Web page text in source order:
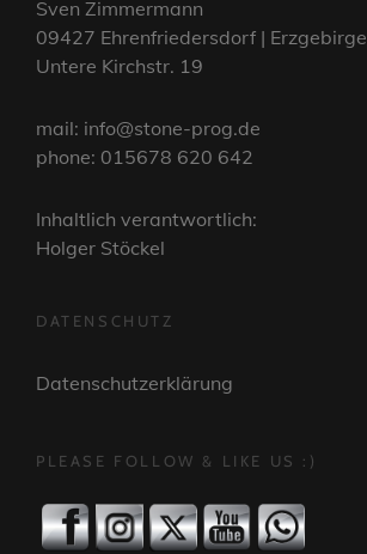
Sven Zimmermann
09427 Ehrenfriedersdorf | Erzgebirge
Untere Kirchstr. 19
mail: info@stone-prog.de
phone: 015678 620 642
Inhaltlich verantwortlich:
Holger Stöckel
DATENSCHUTZ
Datenschutzerklärung
PLEASE FOLLOW & LIKE US :)